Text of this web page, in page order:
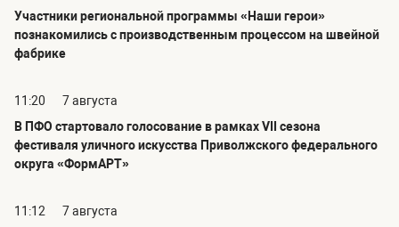
Участники региональной программы «Наши герои»
познакомились с производственным процессом на швейной
фабрике
11:20
7 августа
В ПФО стартовало голосование в рамках VII сезона
фестиваля уличного искусства Приволжского федерального
округа «ФормАРТ»
11:12
7 августа